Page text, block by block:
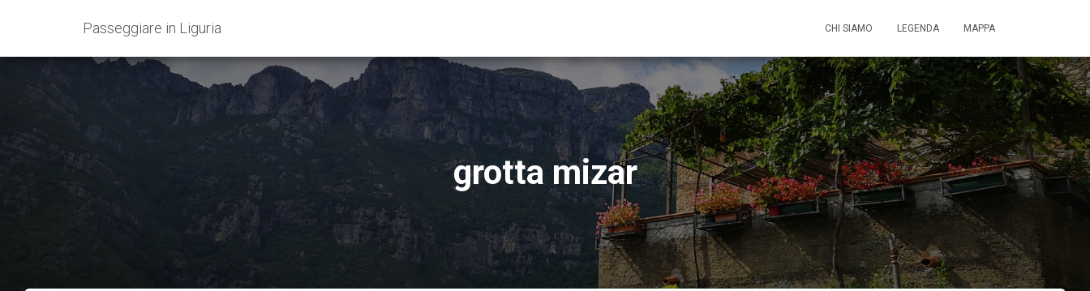
Passeggiare in Liguria CHI SIAMO LEGENDA MAPPA
grotta mizar